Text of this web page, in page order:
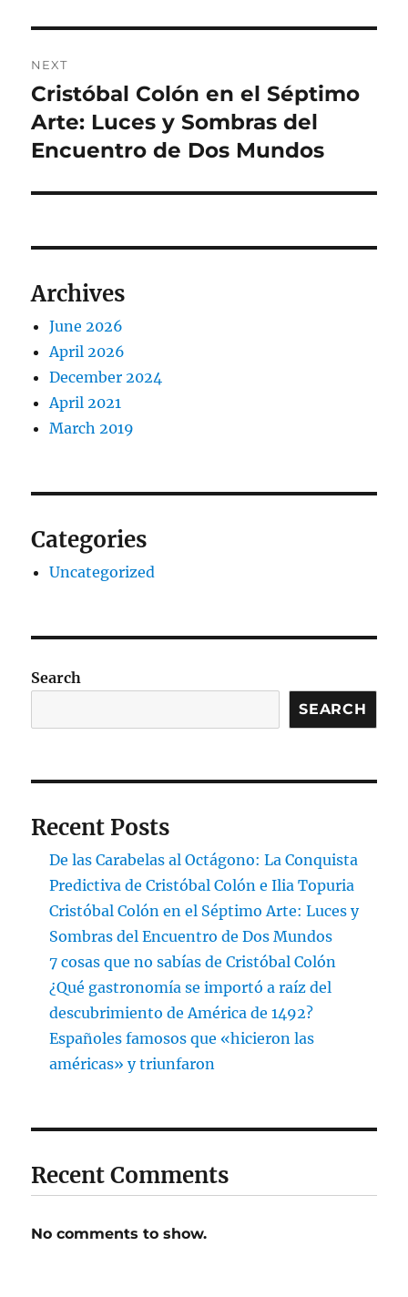
NEXT
Next
post:
Cristóbal Colón en el Séptimo
Arte: Luces y Sombras del
Encuentro de Dos Mundos
Archives
June 2026
April 2026
December 2024
April 2021
March 2019
Categories
Uncategorized
Search
SEARCH
Recent Posts
De las Carabelas al Octágono: La Conquista
Predictiva de Cristóbal Colón e Ilia Topuria
Cristóbal Colón en el Séptimo Arte: Luces y
Sombras del Encuentro de Dos Mundos
7 cosas que no sabías de Cristóbal Colón
¿Qué gastronomía se importó a raíz del
descubrimiento de América de 1492?
Españoles famosos que «hicieron las
américas» y triunfaron
Recent Comments
No comments to show.